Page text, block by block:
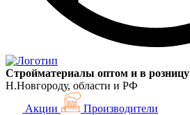
Стройматериалы оптом и в розницу
Н.Новгороду, области и РФ
Акции
Производители